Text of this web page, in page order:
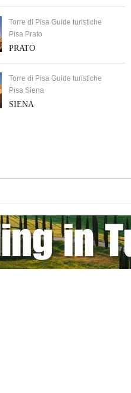
Torre di Pisa Guide turistiche
Pisa Prato
PRATO
Torre di Pisa Guide turistiche
Pisa Siena
SIENA